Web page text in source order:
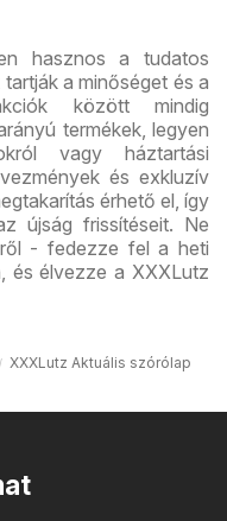
hasznos a tudatos
a minőséget és a
között mindig
termékek, legyen
vagy háztartási
és exkluzív
érhető el, így
újság frissítéseit. Ne
- fedezze fel a heti
és élvezze a XXXLutz
XXXLutz Aktuális szórólap